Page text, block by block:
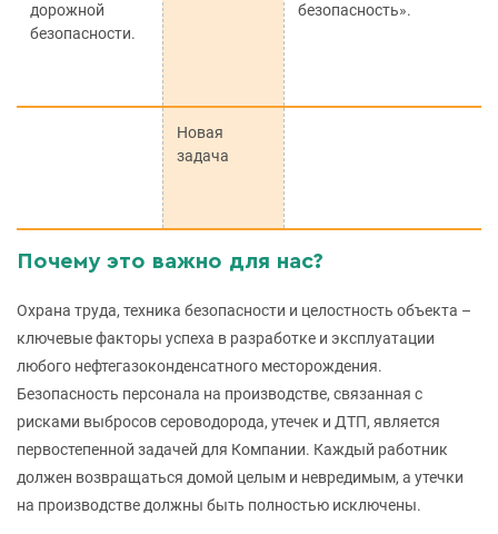
дорожной
безопасности.
безопасность».
Новая
задача
Почему это важно для нас?
Охрана труда, техника безопасности и целостность объекта –
ключевые факторы успеха в разработке и эксплуатации
любого нефтегазоконденсатного месторождения.
Безопасность персонала на производстве, связанная с
рисками выбросов сероводорода, утечек и ДТП, является
первостепенной задачей для Компании. Каждый работник
должен возвращаться домой целым и невредимым, а утечки
на производстве должны быть полностью исключены.